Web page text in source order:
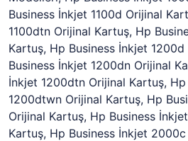
Business İnkjet 1100d Orijinal
1100dtn Orijinal Kartuş, Hp
Kartuş, Hp Business İnkjet
Business İnkjet 1200dn Orijinal
İnkjet 1200dtn Orijinal Kartuş,
1200dtwn Orijinal Kartuş, Hp
Orijinal Kartuş, Hp Business
Kartuş, Hp Business İnkjet